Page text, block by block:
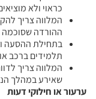
כראוי ולא
המלווה צריך
ההורדה שסוכמה
בתחילת ההסעה
תלמידים ברכב
המלווה צריך
שאירע במהלך
ערעור או חילוקי דעות